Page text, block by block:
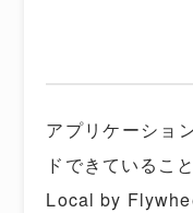
アプリケーショ
ドできているこ
Local by